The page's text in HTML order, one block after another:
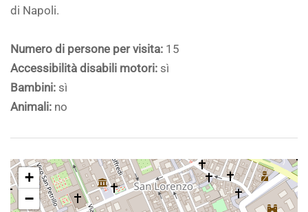
di Napoli.
Numero di persone per visita: 15
Accessibilità disabili motori: sì
Bambini: sì
Animali: no
+
−